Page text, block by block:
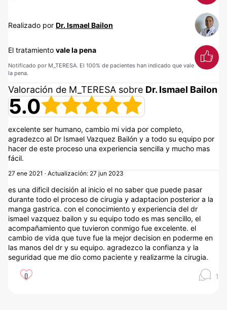
Realizado por Dr. Ismael Bailon
El tratamiento vale la pena
Notificado por M_TERESA. El 100% de pacientes han indicado que vale
la pena.
Valoración de M_TERESA sobre Dr. Ismael Bailon
5.0
excelente ser humano, cambio mi vida por completo,
agradezco al Dr Ismael Vazquez Bailón y a todo su equipo por
hacer de este proceso una experiencia sencilla y mucho mas
fácil.
27 ene 2021 · Actualización: 27 jun 2023
es una dificil decisión al inicio el no saber que puede pasar
durante todo el proceso de cirugia y adaptacion posterior a la
manga gastrica. con el conocimiento y experiencia del dr
ismael vazquez bailon y su equipo todo es mas sencillo, el
acompañamiento que tuvieron conmigo fue excelente. el
cambio de vida que tuve fue la mejor decision en poderme en
las manos del dr y su equipo. agradezco la confianza y la
seguridad que me dio como paciente y realizarme la cirugia.
0 1